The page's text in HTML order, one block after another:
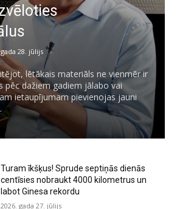
28. jūlijs
lētākais materiāls ne vienmēr ir
pēc dažiem gadiem jālabo vai
ietaupījumam pievienojas jauni
Turam īkšķus! Sprude septiņās dienās
centīsies nobraukt 4000 kilometrus un
labot Ginesa rekordu
2026. gada 27. jūlijs